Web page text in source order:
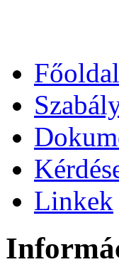
Főoldal
Linkek